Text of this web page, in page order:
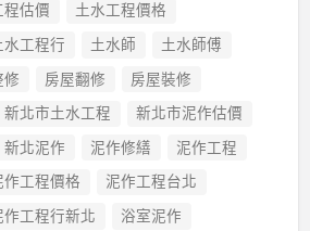
程估價
土水工程價格
水工程行 土水師
土水師傅
修 房屋翻修
房屋裝修
新北市土水工程
新北市泥作估價
新北泥作 泥作修繕
泥作工程
作工程價格
泥作工程台北
作工程行新北
浴室泥作